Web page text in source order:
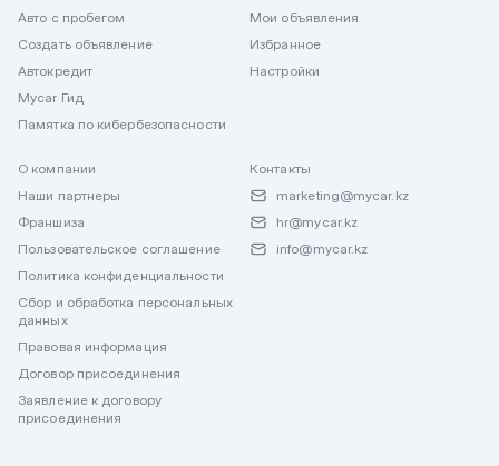
Авто с пробегом
Создать объявление
Автокредит
Mycar Гид
Памятка по кибербезопасности
Мои объявления
Избранное
Настройки
О компании
Наши партнеры
Франшиза
Пользовательское соглашение
Политика конфиденциальности
Сбор и обработка персональных
данных
Правовая информация
Договор присоединения
Заявление к договору
присоединения
Контакты
marketing@mycar.kz
hr@mycar.kz
info@mycar.kz